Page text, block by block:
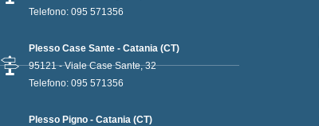
Telefono: 095 571356
Plesso Case Sante - Catania (CT)
95121 - Viale Case Sante, 32
Telefono: 095 571356
Plesso Pigno - Catania (CT)